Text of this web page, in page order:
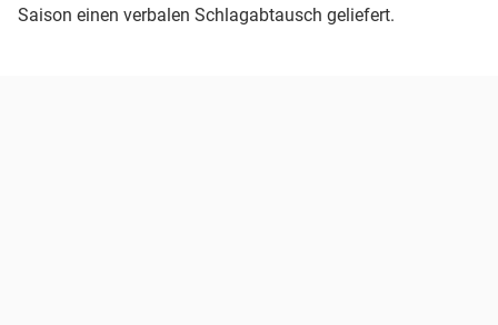
Saison einen verbalen Schlagabtausch geliefert.